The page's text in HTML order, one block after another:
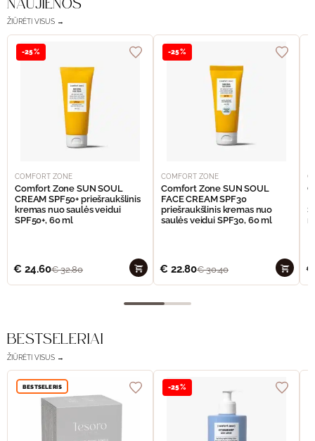
NAUJIENOS
ŽIŪRĖTI VISUS →
-25%
COMFORT ZONE
Comfort Zone SUN SOUL
CREAM SPF50+ priešraukšlinis
kremas nuo saulės veidui
SPF50+, 60 ml
€ 24.60€32.80
-25%
COMFORT ZONE
Comfort Zone SUN SOUL
FACE CREAM SPF30
priešraukšlinis kremas nuo
saulės veidui SPF30, 60 ml
€ 22.80€30.40 €
BESTSELERIAI
ŽIŪRĖTI VISUS →
BESTSELERIS -25%